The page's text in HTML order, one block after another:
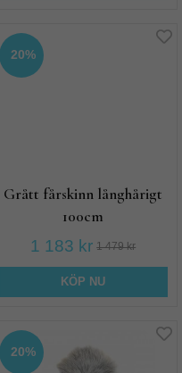
20%
Grått fårskinn långhårigt
100cm
1 183 kr 1 479 kr
KÖP NU
20%